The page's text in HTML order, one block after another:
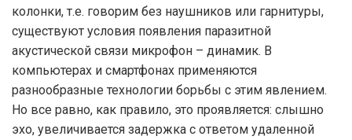
колонки, т.е. говорим без наушников или гарнитуры,
существуют условия появления паразитной
акустической связи микрофон – динамик. В
компьютерах и смартфонах применяются
разнообразные технологии борьбы с этим явлением.
Но все равно, как правило, это проявляется: слышно
эхо, увеличивается задержка с ответом удаленной